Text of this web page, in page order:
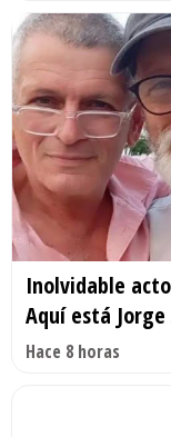
Inolvidable
Aquí está
Hace 8 horas